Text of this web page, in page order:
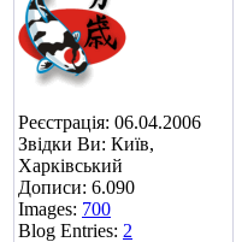
Реєстрація: 06.04.2006
Звідки Ви: Київ,
Харківський
Дописи: 6.090
Images: 700
Blog Entries: 2